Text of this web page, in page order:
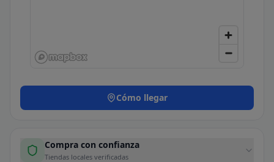
Cómo llegar
Compra con confianza
Tiendas locales verificadas